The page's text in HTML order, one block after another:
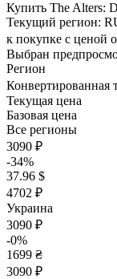
Купить The Alters:
Текущий регион:
к покупке с ценой
Выбран
Регион
Конвертированная
Текущая цена
Базовая цена
Все регионы
3090 ₽
-34%
37.96 $
4702 ₽
Украина
3090 ₽
-0%
1699 ₴
3090 ₽